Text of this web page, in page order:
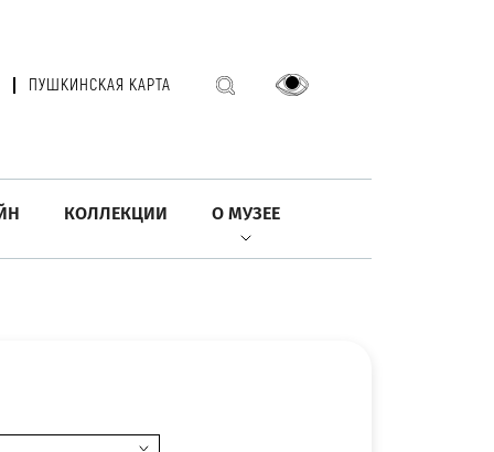
ПУШКИНСКАЯ КАРТА
КОЛЛЕКЦИИ О МУЗЕЕ